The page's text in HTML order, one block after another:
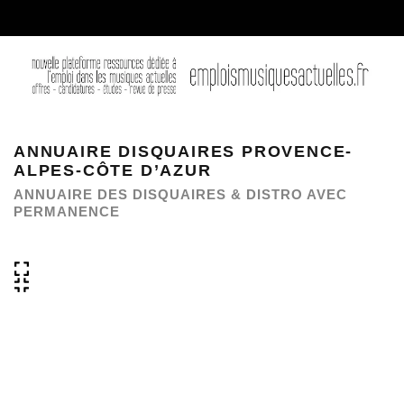
ANNUAIRE DISQUAIRES PROVENCE-
ALPES-CÔTE D’AZUR
ANNUAIRE DES DISQUAIRES & DISTRO AVEC
PERMANENCE